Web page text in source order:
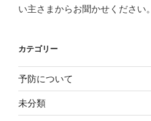
い主さまからお聞かせください。
カテゴリー
予防について
未分類